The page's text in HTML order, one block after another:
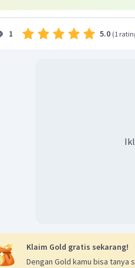
1 5.0 (1
Klaim Gold gratis sekarang!
Dengan Gold kamu bisa tanya